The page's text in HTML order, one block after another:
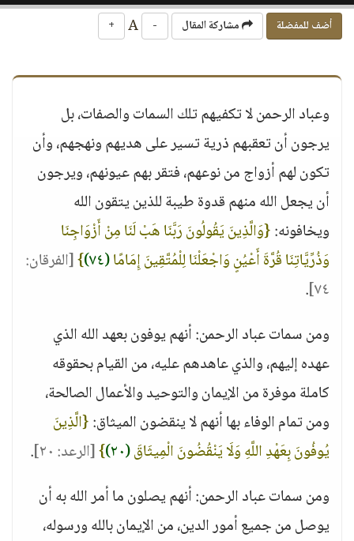
أضف للمفضلة مشاركة المقال -
+
وعباد الرحمن لا تكفيهم تلك السمات والصفات، بل
يرجون أن تعقبهم ذرية تسير على هديهم ونهجهم، وأن
تكون لهم أزواج من نوعهم، فتقر بهم عيونهم، ويرجون
أن يجعل الله منهم قدوة طيبة للذين يتقون الله
ويخافونه:{وَالَّذِينَ يَقُولُونَ رَبَّنَا هَبْ لَنَا مِنْ أَزْوَاجِنَا
وَذُرِّيَّاتِنَا قُرَّةَ أَعْيُنٍ وَاجْعَلْنَا لِلْمُتَّقِينَ إِمَامًا(٧٤) }[الفرقان:
٧٤] .
ومن سمات عباد الرحمن: أنهم يوفون بعهد الله الذي
عهده إليهم، والذي عاهدهم عليه، من القيام بحقوقه
كاملة موفرة من الإيمان والتوحيد والأعمال الصالحة،
ومن تمام الوفاء بها أنهم لا ينقضون الميثاق:{الَّذِينَ
يُوفُونَ بِعَهْدِ اللَّهِ وَلَا يَنْقُضُونَ الْمِيثَاقَ(٢٠) }[الرعد: ٢٠]
.
ومن سمات عباد الرحمن: أنهم يصلون ما أمر الله به أن
يوصل من جميع أمور الدين، من الإيمان بالله ورسوله،